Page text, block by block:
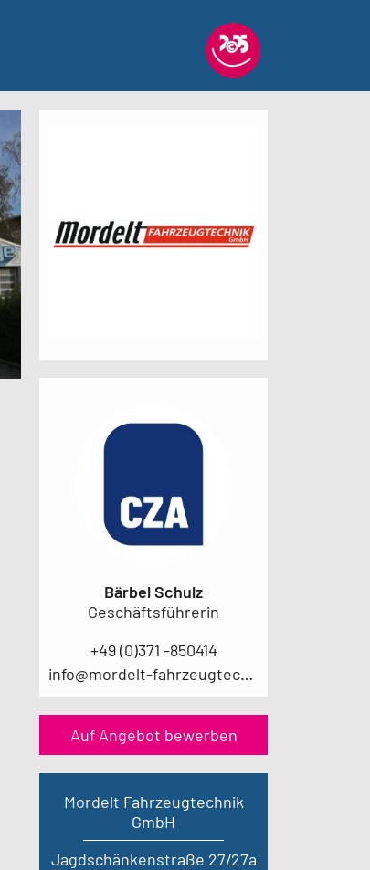
Bärbel Schulz
Geschäftsführerin
+49 (0)371 -850414
info@mordelt-fahrzeugtechnik.de
Auf Angebot bewerben
Mordelt Fahrzeugtechnik
GmbH
Jagdschänkenstraße 27/27a